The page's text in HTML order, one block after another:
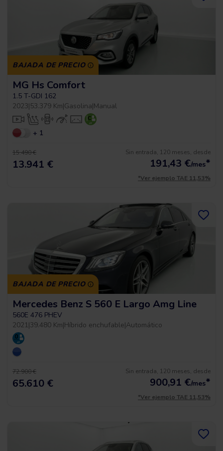
BAJADA DE PRECIO
MG Hs Comfort
1.5 T-GDI 162
2023|53.379 Km|Gasolina|Manual
+ 1
15.490 €
13.941 €
Sin entrada, 120 meses, desde
191,43 €/mes*
*Ver ejemplo TAE 11,53%
BAJADA DE PRECIO
Mercedes Benz S 560 E Largo Amg Line
560E 476 PHEV
2021|39.480 Km|Híbrido enchufable|Automático
72.900 €
65.610 €
Sin entrada, 120 meses, desde
900,91 €/mes*
*Ver ejemplo TAE 11,53%